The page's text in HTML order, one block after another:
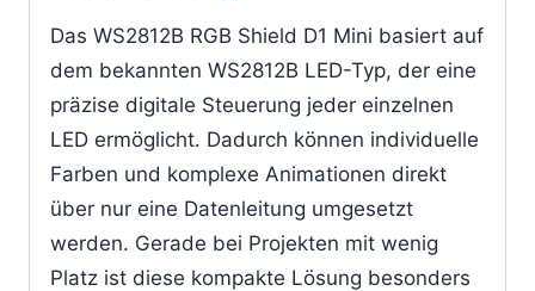
Das WS2812B RGB Shield D1 Mini basiert auf
dem bekannten WS2812B LED-Typ, der eine
präzise digitale Steuerung jeder einzelnen
LED ermöglicht. Dadurch können individuelle
Farben und komplexe Animationen direkt
über nur eine Datenleitung umgesetzt
werden. Gerade bei Projekten mit wenig
Platz ist diese kompakte Lösung besonders